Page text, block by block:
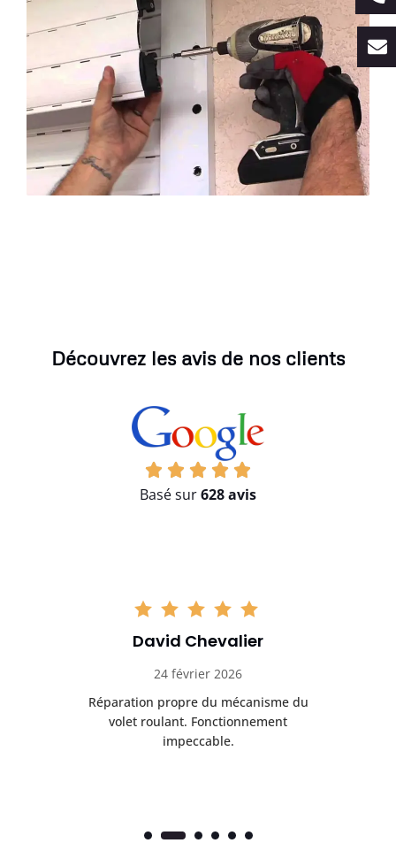
Découvrez les avis de nos clients
Basé sur628 avis
David Chevalier
24 février 2026
Réparation propre du mécanisme du
volet roulant. Fonctionnement
impeccable.